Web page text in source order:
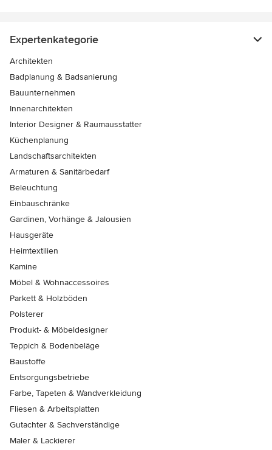
Expertenkategorie
Architekten
Badplanung & Badsanierung
Bauunternehmen
Innenarchitekten
Interior Designer & Raumausstatter
Küchenplanung
Landschaftsarchitekten
Armaturen & Sanitärbedarf
Beleuchtung
Einbauschränke
Gardinen, Vorhänge & Jalousien
Hausgeräte
Heimtextilien
Kamine
Möbel & Wohnaccessoires
Parkett & Holzböden
Polsterer
Produkt- & Möbeldesigner
Teppich & Bodenbeläge
Baustoffe
Entsorgungsbetriebe
Farbe, Tapeten & Wandverkleidung
Fliesen & Arbeitsplatten
Gutachter & Sachverständige
Maler & Lackierer